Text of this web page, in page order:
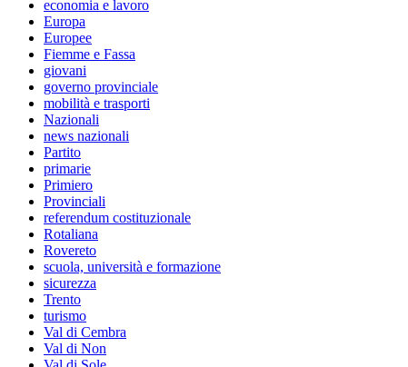
economia e lavoro
Europa
Europee
Fiemme e Fassa
giovani
governo provinciale
mobilità e trasporti
Nazionali
news nazionali
Partito
primarie
Primiero
Provinciali
referendum costituzionale
Rotaliana
Rovereto
scuola, università e formazione
sicurezza
Trento
turismo
Val di Cembra
Val di Non